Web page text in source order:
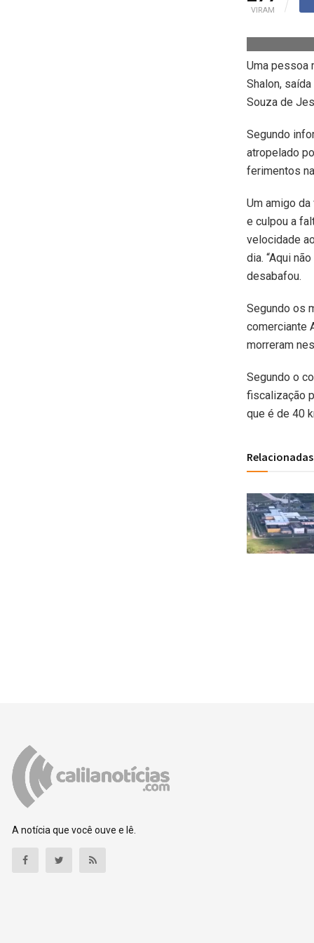
VIRAM
Uma pessoa
Shalon,
Souza de
Segundo
atropelado
ferimentos
Um amigo
e culpou a
velocidade
dia. “Aqui
desabafou.
Segundo os
comerciante
morreram
Segundo o
fiscalização
que é de 40
Relacionadas
A notícia que você ouve e lê.